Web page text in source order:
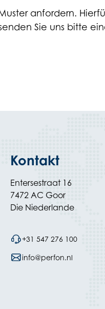
anfordern.
Sie uns bitte
Kontakt
Entersestraat 16
7472 AC Goor
Die Niederlande
+31 547 276 100
info@perfon.nl